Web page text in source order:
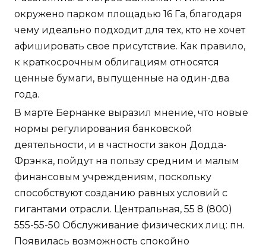
окружено парком площадью 16 Га, благодаря
чему идеально подходит для тех, кто не хочет
афишировать свое присутствие. Как правило,
к краткосрочным облигациям относятся
ценные бумаги, выпущенные на один-два
года.
В марте Бернанке выразил мнение, что новые
нормы регулирования банковской
деятельности, и в частности закон Додда-
Фрэнка, пойдут на пользу средним и малым
финансовым учреждениям, поскольку
способствуют созданию равных условий с
гигантами отрасли. Центральная, 55 8 (800)
555-55-50 Обслуживание физических лиц: пн.
Появилась возможность спокойно